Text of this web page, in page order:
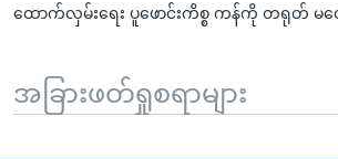
ထောက်လှမ်းရေး ပူဖောင်းကိစ္စ ကန်ကို တရုတ် မတ
အခြားဖတ်ရှုစရာများ